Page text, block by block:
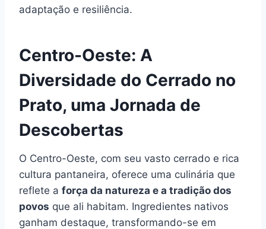
adaptação e resiliência.
Centro-Oeste: A
Diversidade do Cerrado no
Prato, uma Jornada de
Descobertas
O Centro-Oeste, com seu vasto cerrado e rica
cultura pantaneira, oferece uma culinária que
reflete a força da natureza e a tradição dos
povos que ali habitam. Ingredientes nativos
ganham destaque, transformando-se em